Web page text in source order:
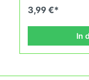
28°C konstant
des Demeter
Tomatenvielfalt
3,99 €*
In